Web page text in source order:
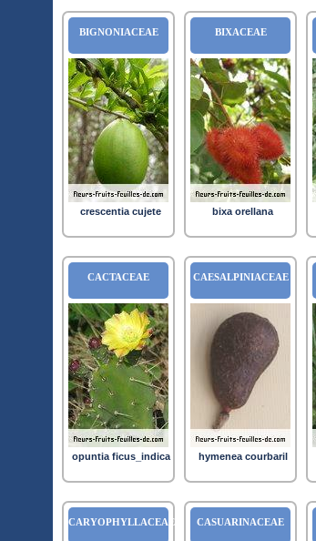
BIGNONIACEAE
crescentia cujete
BIXACEAE
bixa orellana
CACTACEAE
opuntia ficus_indica
CAESALPINIACEAE
hymenea courbaril
CARYOPHYLLACEAE CASUARINACEAE